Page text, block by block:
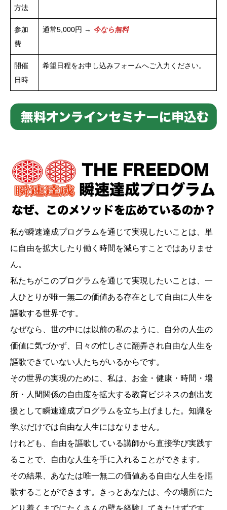
方法
参加
費
通常5,000円 → 今なら無料
開催
日時
希望日程をお申し込みフォームへご入力ください。
私が瞬速達成プログラムを通じて実現したいことは、単
に自由を拡大したり働く時間を減らすことではありませ
ん。
私たちがこのプログラムを通じて実現したいことは、一
人ひとりが唯一無二の価値ある存在として自由に人生を
謳歌する世界です。
なぜなら、世の中には以前の私のように、自分の人生の
価値に気づかず、日々の忙しさに翻弄され自由な人生を
謳歌できていない人たちがいるからです。
その世界の実現のために、私は、お金・健康・時間・場
所・人間関係の自由度を拡大する教育ビジネスの創出支
援として瞬速達成プログラムを立ち上げました。知識を
学ぶだけでは自由な人生にはなりません。
けれども、自由を謳歌している講師から直接学び実践す
ることで、自由な人生を手に入れることができます。
その結果、あなたは唯一無二の価値ある自由な人生を謳
歌することができます。きっとあなたは、今の場所にた
どり着くまでにたくさんの壁を経験してきたはずです。